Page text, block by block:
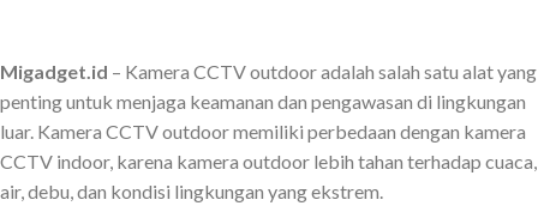
Migadget.id – Kamera CCTV outdoor adalah salah satu alat yang
penting untuk menjaga keamanan dan pengawasan di lingkungan
luar. Kamera CCTV outdoor memiliki perbedaan dengan kamera
CCTV indoor, karena kamera outdoor lebih tahan terhadap cuaca,
air, debu, dan kondisi lingkungan yang ekstrem.